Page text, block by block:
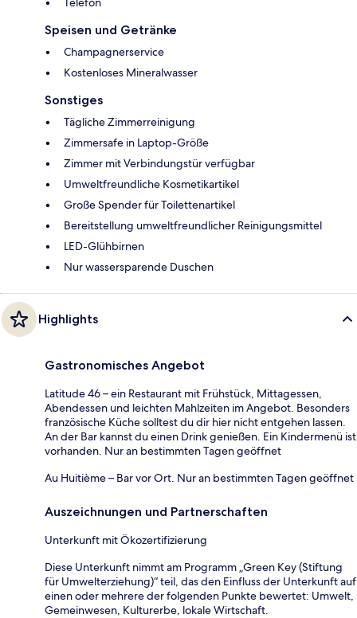
Speisen und Getränke
Champagnerservice
Kostenloses Mineralwasser
Sonstiges
Tägliche Zimmerreinigung
Zimmersafe in Laptop-Größe
Zimmer mit Verbindungstür verfügbar
Umweltfreundliche Kosmetikartikel
Große Spender für Toilettenartikel
Bereitstellung umweltfreundlicher Reinigungsmittel
LED-Glühbirnen
Nur wassersparende Duschen
Highlights
Gastronomisches Angebot
Latitude 46 – ein Restaurant mit Frühstück, Mittagessen,
Abendessen und leichten Mahlzeiten im Angebot. Besonders
französische Küche solltest du dir hier nicht entgehen lassen.
An der Bar kannst du einen Drink genießen. Ein Kindermenü ist
vorhanden. Nur an bestimmten Tagen geöffnet
Au Huitième – Bar vor Ort. Nur an bestimmten Tagen geöffnet
Auszeichnungen und Partnerschaften
Unterkunft mit Ökozertifizierung
Diese Unterkunft nimmt am Programm „Green Key (Stiftung
für Umwelterziehung)“ teil, das den Einfluss der Unterkunft auf
einen oder mehrere der folgenden Punkte bewertet: Umwelt,
Gemeinwesen, Kulturerbe, lokale Wirtschaft.